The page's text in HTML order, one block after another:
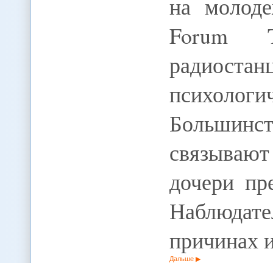
дочери
причинах
Дальше